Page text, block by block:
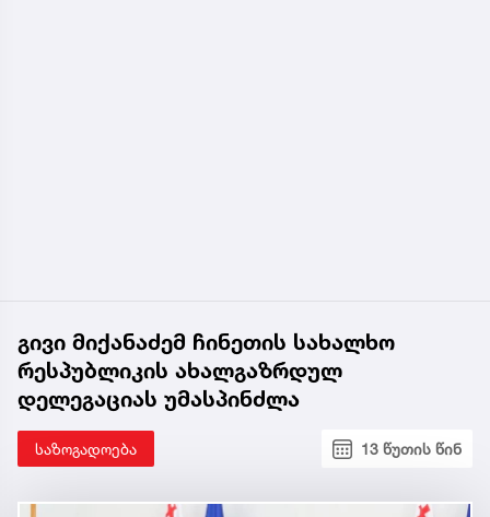
გივი მიქანაძემ ჩინეთის სახალხო
რესპუბლიკის ახალგაზრდულ
დელეგაციას უმასპინძლა
საზოგადოება 13 წუთის წინ